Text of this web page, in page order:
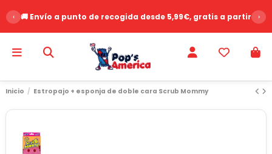
‹ 🚚 Envío a punto de recogida desde 5,99€, gratis a partir de
›
Inicio Estropajo + esponja de doble cara Scrub Mommy